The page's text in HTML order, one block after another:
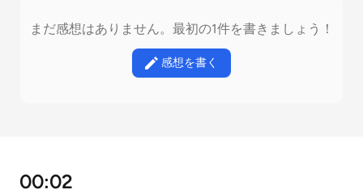
まだ感想はありません。最初の1件を書きましょう！
感想を書く
00:02